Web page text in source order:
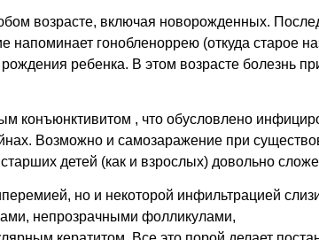
возрасте, включая новорожденных.
гонобленоррею (откуда старое
ребенка. В этом возрасте болезнь
конъюнктивитом , что обусловлено
Возможно и самозаражение при
детей (как и взрослых) довольно
но и некоторой инфильтрацией
непрозрачными фолликулами,